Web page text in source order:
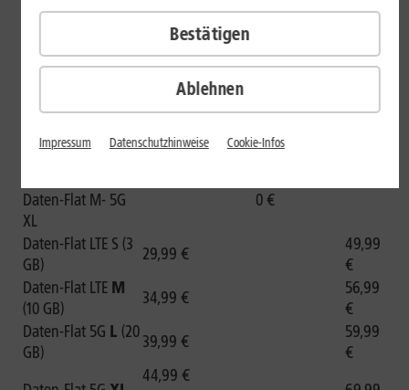
Die Tarife in der Übersicht
1&1 Daten-Flat
HUAWEI MateBook D16
2021 inkl. HUAWEI Sound X
1. – 6. Monat
Monat
Einmalzahlung
Daten-Flat S
29,99 €
Daten-Flat M- 5G
XL
0 €
Daten-Flat LTE S (3
GB)
29,99 €
49,99
€
Daten-Flat LTE M
(10 GB)
34,99 €
56,99
€
Daten-Flat 5G L (20
GB)
39,99 €
59,99
€
44,99 €
Ablehnen
Bestätigen
Impressum Datenschutzhinweise Cookie-Infos